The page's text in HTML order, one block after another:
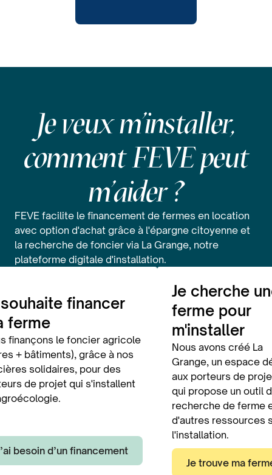
Je veux m'installer,
comment FEVE peut
m'aider ?
FEVE facilite le financement de fermes en location
avec option d'achat grâce à l'épargne citoyenne et
la recherche de foncier via La Grange, notre
plateforme digitale d'installation.
financer
ferme
finançons le foncier agricole
+ bâtiments), grâce à nos
solidaires, pour des
de projet qui s'installent
besoin d’un financement
Je cherche
ferme pour
m'installer
Nous avons créé La
Grange, un espace
aux porteurs de
qui propose un outil
recherche de ferme
d'autres ressources
l'installation.
Je trouve ma